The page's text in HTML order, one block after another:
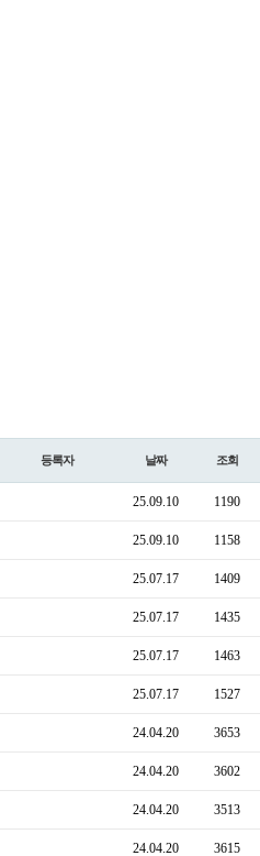
등록자 날짜 조회
25.09.10 1190
25.09.10 1158
25.07.17 1409
25.07.17 1435
25.07.17 1463
25.07.17 1527
24.04.20 3653
24.04.20 3602
24.04.20 3513
24.04.20 3615